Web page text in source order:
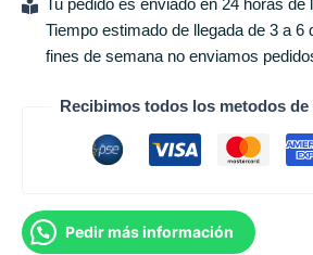
Tu pedido es enviado en 24 horas de
Tiempo estimado de llegada de 3 a 6
fines de semana no enviamos
Recibimos todos los metodos de
Pedir más información